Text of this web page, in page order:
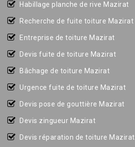
Habillage planche de rive Mazirat
Recherche de fuite toiture Mazirat
Entreprise de toiture Mazirat
Devis fuite de toiture Mazirat
Bâchage de toiture Mazirat
Urgence fuite de toiture Mazirat
Devis pose de gouttière Mazirat
Devis zingueur Mazirat
Devis réparation de toiture Mazirat